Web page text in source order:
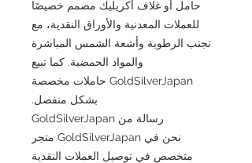
حامل أو غلاف أكريليك مصمم خصيصًا
للعملات المعدنية والأوراق النقدية، مع
تجنب الرطوبة وأشعة الشمس المباشرة
والمواد الحمضية. كما تبيع
GoldSilverJapan حاملات مخصصة
بشكل منفصل.
رسالة من GoldSilverJapan
نحن في GoldSilverJapan متجر
متخصص في توصيل العملات النقدية